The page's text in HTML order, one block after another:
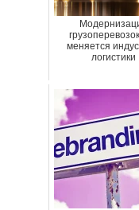
меняется
логистики